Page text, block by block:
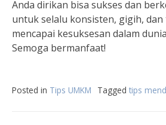
Anda dirikan bisa sukses dan
untuk selalu konsisten, gigih,
mencapai kesuksesan dalam
Semoga bermanfaat!
Posted in Tips UMKM Tagged tips